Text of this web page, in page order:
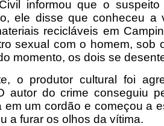
informou que o
ele disse que conheceu
recicláveis em
sexual com o homem, sob
momento, os dois se
o produtor cultural foi
autor do crime conseguiu
em um cordão e começou a
a furar os olhos da vítima.